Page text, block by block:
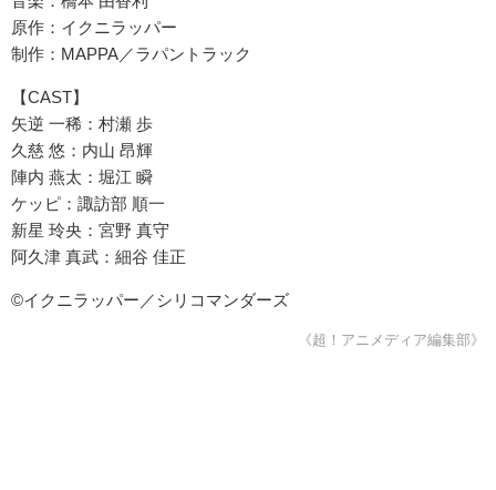
原作：イクニラッパー
制作：MAPPA／ラパントラック
【CAST】
矢逆 一稀：村瀬 歩
久慈 悠：内山 昂輝
陣内 燕太：堀江 瞬
ケッピ：諏訪部 順一
新星 玲央：宮野 真守
阿久津 真武：細谷 佳正
©イクニラッパー／シリコマンダーズ
《超！アニメディア編集部》